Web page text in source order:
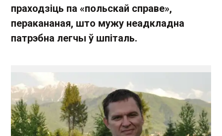
праходзіць па «польскай справе»,
перакананая, што мужу неадкладна
патрэбна легчы ў шпіталь.